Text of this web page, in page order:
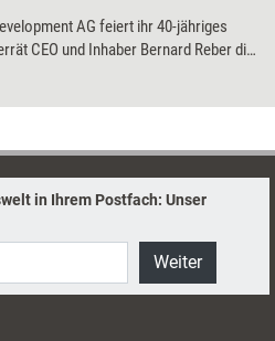
AG feiert ihr 40-jähriges
CEO und Inhaber Bernard Reber die
in Ihrem Postfach: Unser
Weiter